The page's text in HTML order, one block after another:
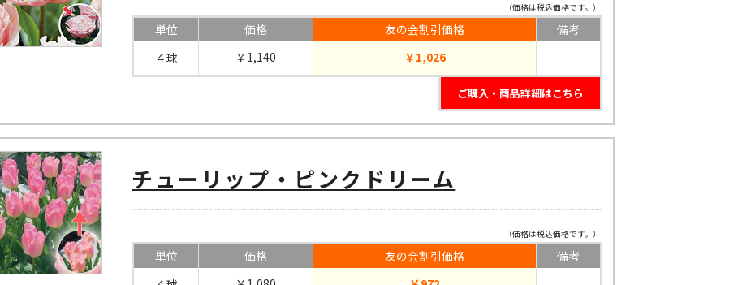
（価格は税込価格です。）
単位 価格 友の会割引価格
備考
４球
￥1,140 ￥1,026
ご購入・商品詳細はこちら
チューリップ・ピンクドリーム
（価格は税込価格です。）
単位 価格 友の会割引価格
備考